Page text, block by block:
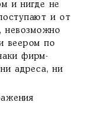
и нигде не
и от
невозможно
веером по
фирм-
адреса, ни